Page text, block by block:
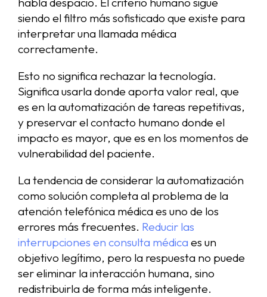
siendo el filtro más sofisticado que existe para
interpretar una llamada médica
correctamente.
Esto no significa rechazar la tecnología.
Significa usarla donde aporta valor real, que
es en la automatización de tareas repetitivas,
y preservar el contacto humano donde el
impacto es mayor, que es en los momentos de
vulnerabilidad del paciente.
La tendencia de considerar la automatización
como solución completa al problema de la
atención telefónica médica es uno de los
errores más frecuentes. Reducir las
interrupciones en consulta médica es un
objetivo legítimo, pero la respuesta no puede
ser eliminar la interacción humana, sino
redistribuirla de forma más inteligente.